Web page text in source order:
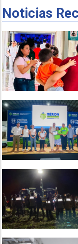
Noticias